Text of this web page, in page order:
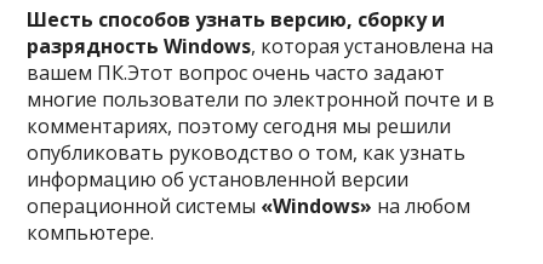
Шесть способов узнать версию, сборку и
разрядность Windows, которая установлена на
вашем ПК.Этот вопрос очень часто задают
многие пользователи по электронной почте и в
комментариях, поэтому сегодня мы решили
опубликовать руководство о том, как узнать
информацию об установленной версии
операционной системы «Windows» на любом
компьютере.